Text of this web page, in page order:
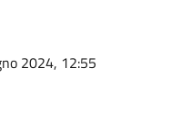
2024, 12:55